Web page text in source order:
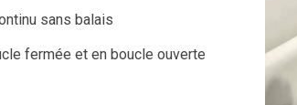
sans balais
fermée et en boucle ouverte